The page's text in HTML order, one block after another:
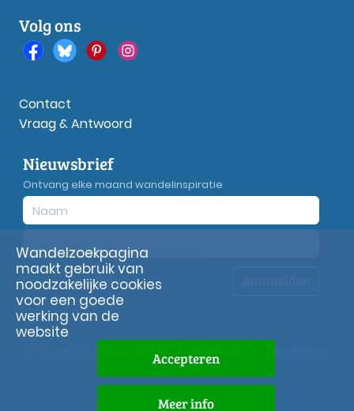
Volg ons
Contact
Vraag & Antwoord
Nieuwsbrief
Ontvang elke maand wandelinspiratie
Privacyverklaring
© Wandelzoekpagina.nl
Wandelzoekpagina
maakt gebruik van
noodzakelijke cookies
voor een goede
werking van de
website
Accepteren
Meer info